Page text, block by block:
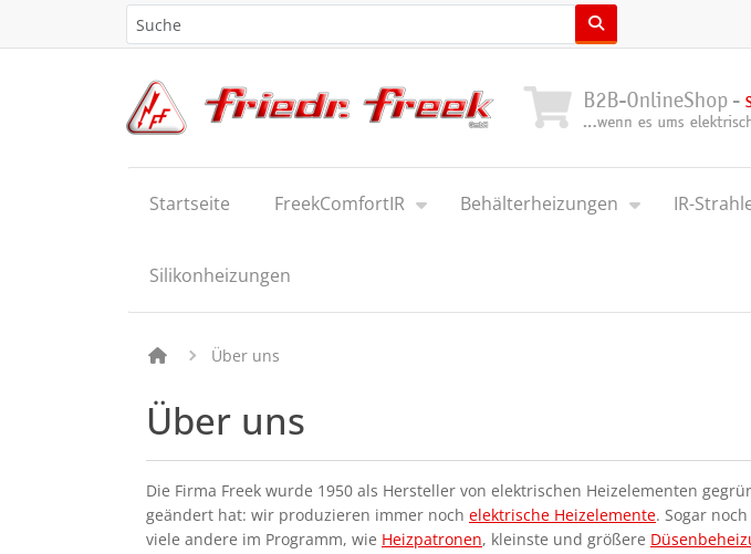
Startseite FreekComfortIR Behälterheizungen IR-
Silikonheizungen
Über uns
Über uns
Die Firma Freek wurde 1950 als Hersteller von elektrischen Heizelementen
geändert hat: wir produzieren immer noch elektrische Heizelemente. Sogar
viele andere im Programm, wie Heizpatronen, kleinste und größere